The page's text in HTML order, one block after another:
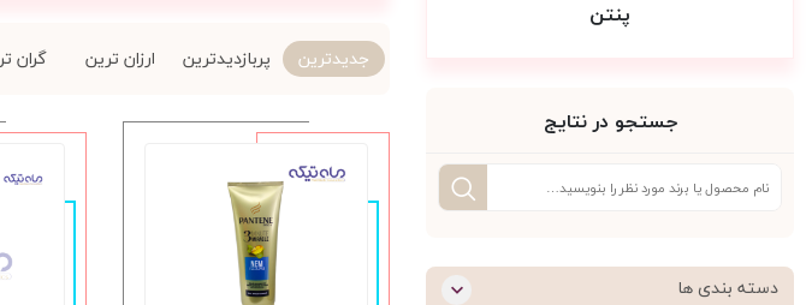
پنتن
جستجو در نتایج
دسته بندی ها
جدیدترین پربازدیدترین ارزان ترین گران